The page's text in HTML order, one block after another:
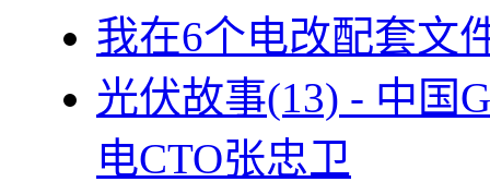
我在6个电改配套文
光伏故事(13) - 中国
电CTO张忠卫